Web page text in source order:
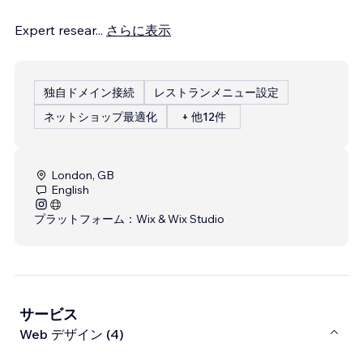
Expert resear... さらに表示
独自ドメイン接続
レストランメニュー設定
ネットショップ最適化
+ 他12件
London, GB
English
プラットフォーム： Wix & Wix Studio
サービス
Web デザイン (4)